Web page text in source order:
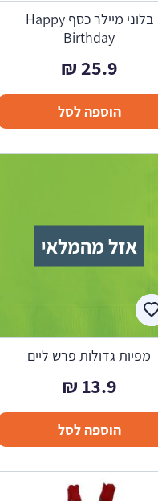
בלוני מיילר כסף Happy
Birthday
25.9
₪
הוספה לסל
אזל מהמלאי
מפיות גדולות פרש ליים
13.9
₪
הוספה לסל